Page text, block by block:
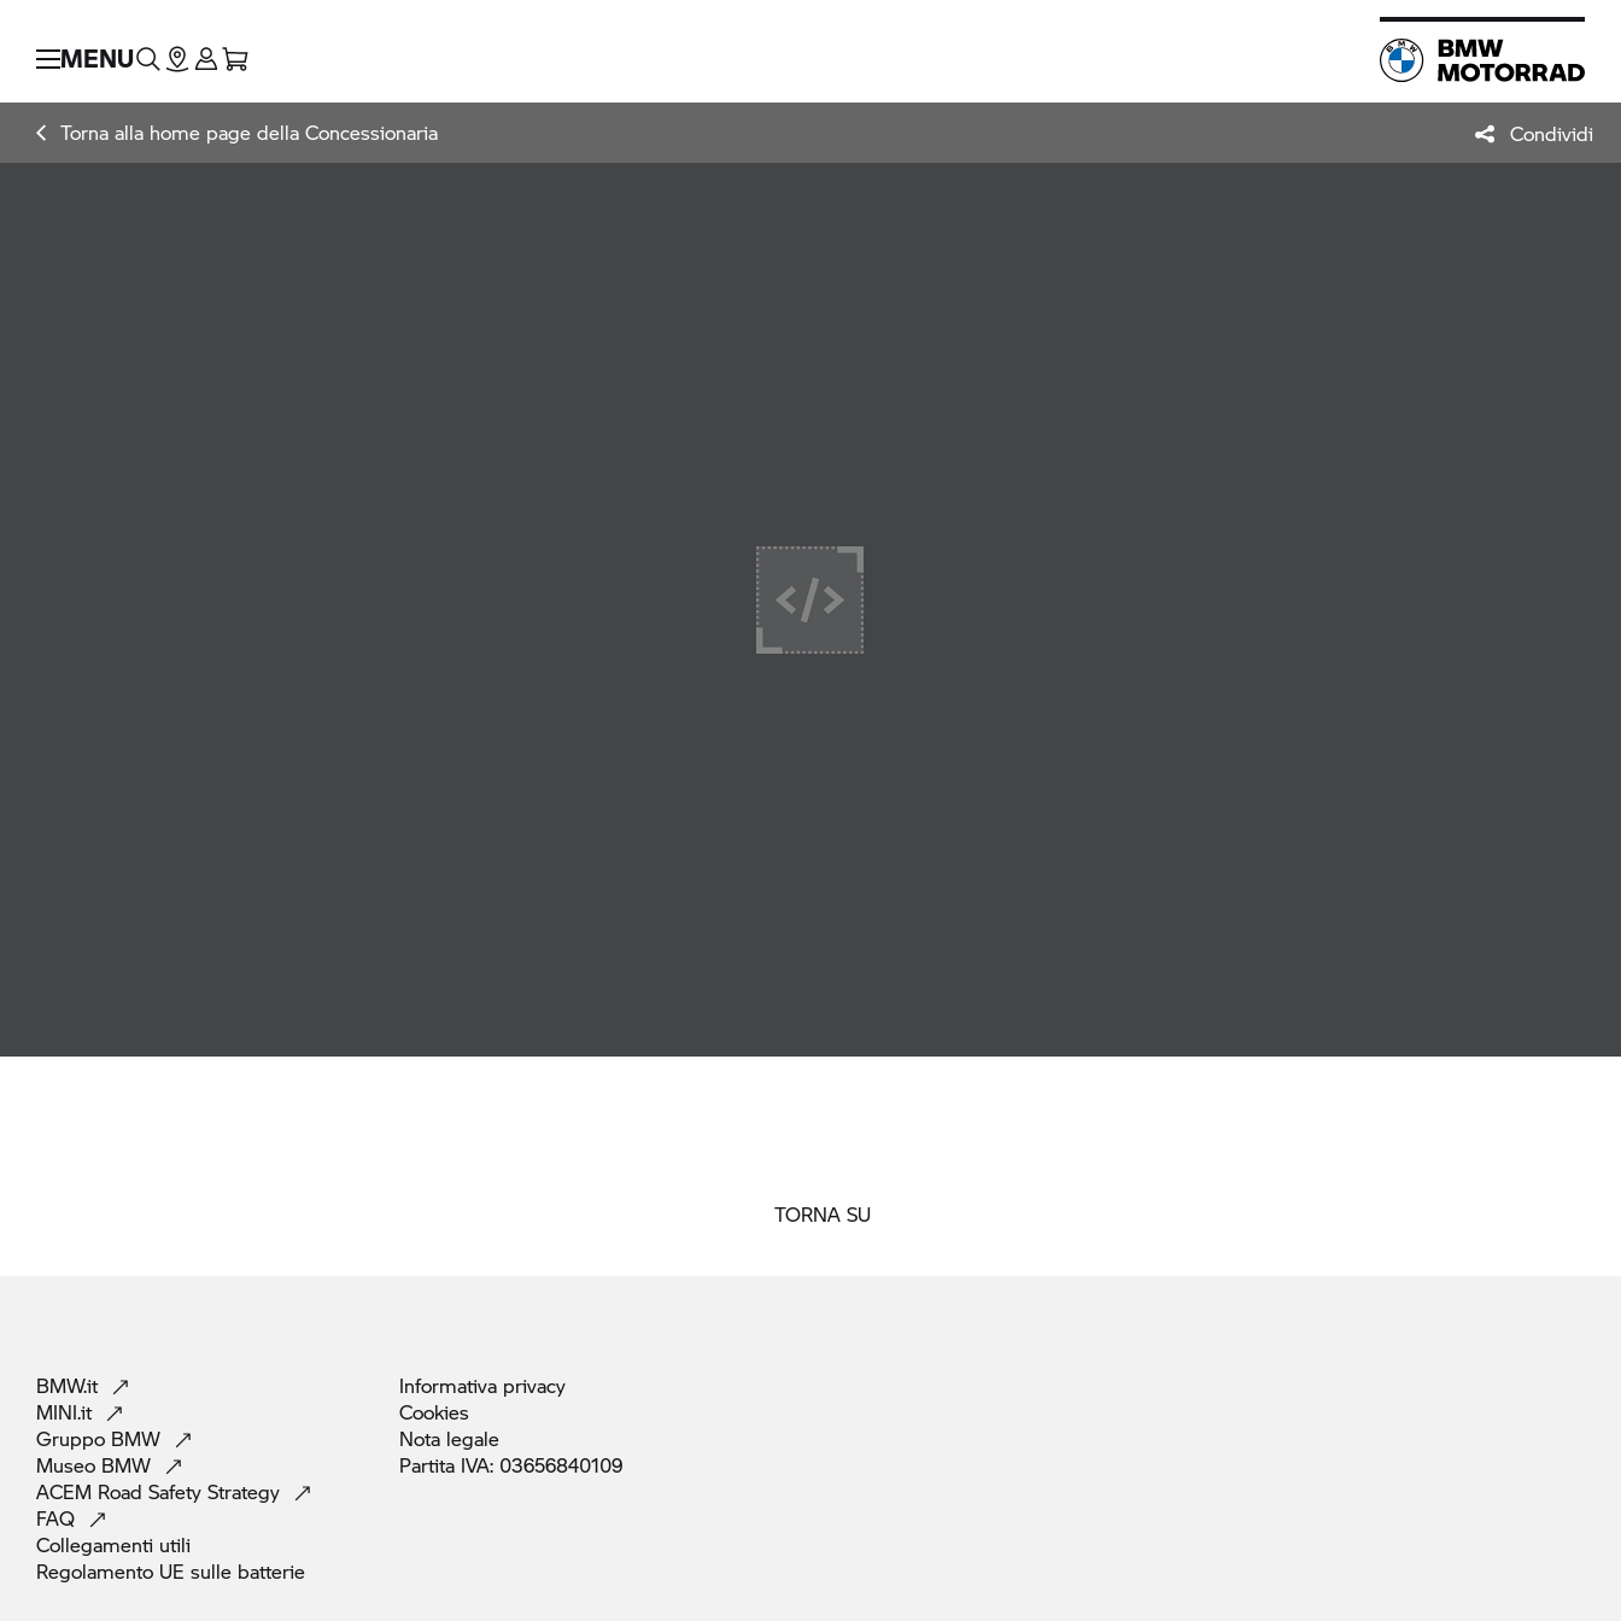
MENU
Torna alla home page della Concessionaria Condividi
TORNA SU
BMW.it
MINI.it
Gruppo BMW
Museo BMW
ACEM Road Safety Strategy
FAQ
Collegamenti utili
Regolamento UE sulle batterie
Informativa privacy
Cookies
Nota legale
Partita IVA: 03656840109